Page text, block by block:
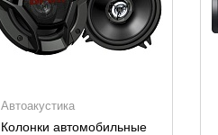
Автоакустика
Колонки автомобильные